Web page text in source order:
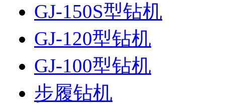
GJ-150S型钻机
GJ-120型钻机
GJ-100型钻机
步履钻机